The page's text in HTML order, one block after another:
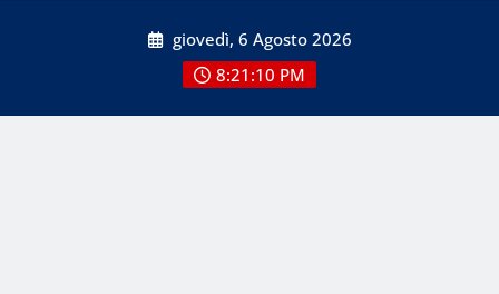
giovedì, 6 Agosto 2026
8:21:10 PM